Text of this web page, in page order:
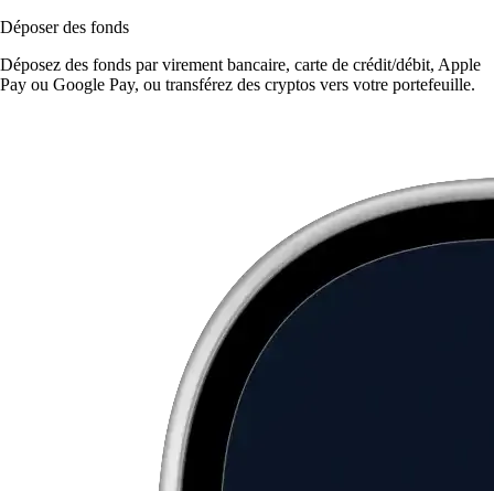
Déposer des fonds
Déposez des fonds par virement bancaire, carte de crédit/débit, Apple
Pay ou Google Pay, ou transférez des cryptos vers votre portefeuille.